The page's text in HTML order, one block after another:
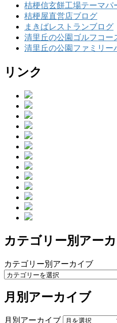
桔梗信玄餅工場テーマパ
桔梗屋直営店ブログ
まきばレストランブログ
清里丘の公園ゴルフコー
清里丘の公園ファミリー
リンク
カテゴリー別アー
カテゴリー別アーカイブ
月別アーカイブ
月別アーカイブ